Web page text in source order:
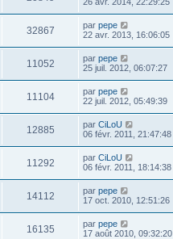
32867 par pepe
22 avr. 2013, 16:06:05
11052 par pepe
25 juil. 2012, 06:07:27
11104 par pepe
22 juil. 2012, 05:49:39
12885 par CiLoU
06 févr. 2011, 21:47:48
11292 par CiLoU
06 févr. 2011, 18:14:38
14112 par pepe
17 oct. 2010, 12:51:26
16135 par pepe
17 août 2010, 09:32:20